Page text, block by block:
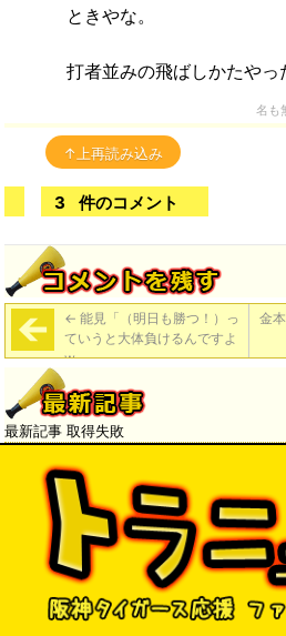
ときやな。
打者並みの飛ばしかたやっ
名も
↑上再読み込み
3 件のコメント
← 能見「（明日も勝つ！）っ
ていうと大体負けるんですよ
w」
金
最新記事 取得失敗